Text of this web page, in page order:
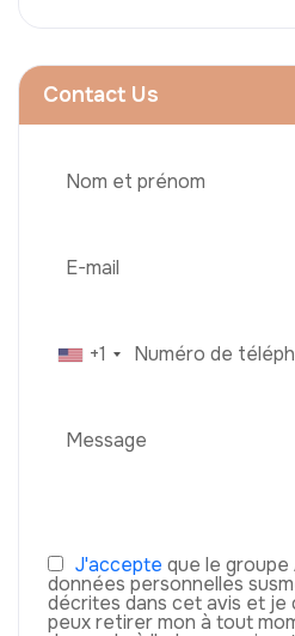
Contact Us
+1
J'accepte que le groupe
données personnelles
décrites dans cet avis et je
peux retirer mon à tout